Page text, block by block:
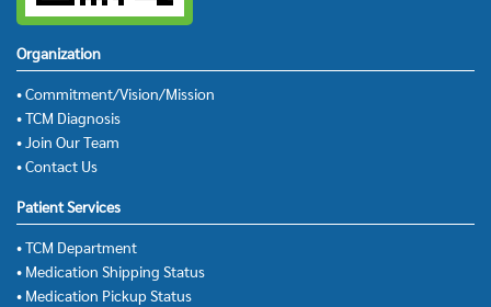
Organization
• Commitment/Vision/Mission
• TCM Diagnosis
• Join Our Team
• Contact Us
Patient Services
• TCM Department
• Medication Shipping Status
• Medication Pickup Status